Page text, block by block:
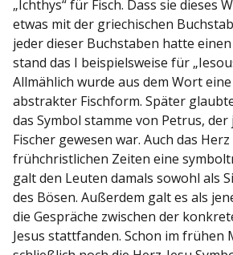
„Ichthys“ für Fisch. Dass sie dieses
etwas mit der griechischen
jeder dieser Buchstaben hatte einen
stand das I beispielsweise für
Allmählich wurde aus dem Wort
abstrakter Fischform. Später
das Symbol stamme von Petrus,
Fischer gewesen war. Auch das
frühchristlichen Zeiten eine
galt den Leuten damals sowohl als
des Bösen. Außerdem galt es als
die Gespräche zwischen der
Jesus stattfanden. Schon im frühen